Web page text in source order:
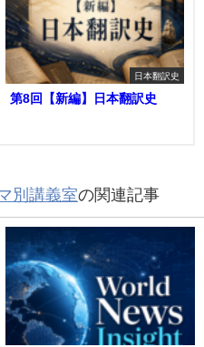
日本翻訳史
第8回【新編】日本翻訳史
別講義室の関連記事